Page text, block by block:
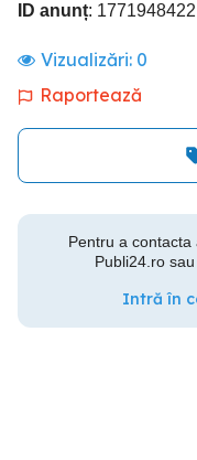
ID anunț: 1771948422
Vizualizări: 0
Raportează
Pentru a
Publi24.ro
Intră în